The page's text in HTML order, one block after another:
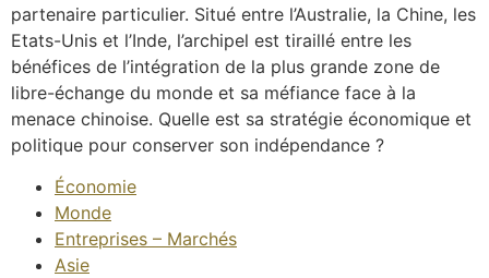
partenaire particulier. Situé entre l’Australie, la Chine, les
Etats-Unis et l’Inde, l’archipel est tiraillé entre les
bénéfices de l’intégration de la plus grande zone de
libre-échange du monde et sa méfiance face à la
menace chinoise. Quelle est sa stratégie économique et
politique pour conserver son indépendance ?
Économie
Monde
Entreprises – Marchés
Asie